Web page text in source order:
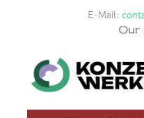
E-Mail:
Our